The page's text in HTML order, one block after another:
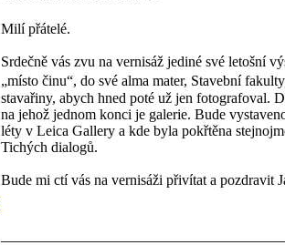
Milí přátelé.
Srdečně vás zvu na vernisáž jediné své letošní
„místo činu“, do své alma mater, Stavební
stavařiny, abych hned poté už jen fotografoval.
na jehož jednom konci je galerie. Bude
léty v Leica Gallery a kde byla pokřtěna
Tichých dialogů.
Bude mi ctí vás na vernisáži přivítat a pozdravit